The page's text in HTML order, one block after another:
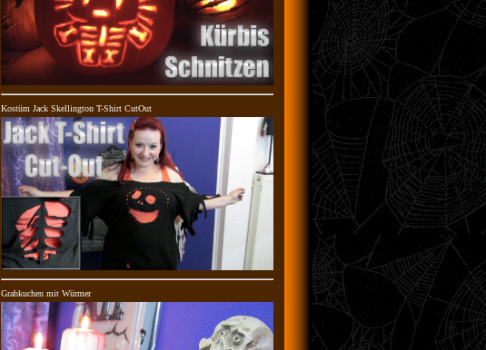
Kostüm Jack Skellington T-Shirt CutOut
Grabkuchen mit Würmer